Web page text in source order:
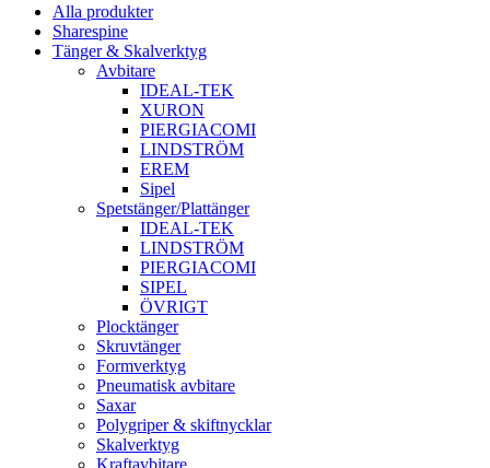
Alla produkter
Sharespine
Tänger & Skalverktyg
Avbitare
IDEAL-TEK
XURON
PIERGIACOMI
LINDSTRÖM
EREM
Sipel
Spetstänger/Plattänger
IDEAL-TEK
LINDSTRÖM
PIERGIACOMI
SIPEL
ÖVRIGT
Plocktänger
Skruvtänger
Formverktyg
Pneumatisk avbitare
Saxar
Polygriper & skiftnycklar
Skalverktyg
Kraftavbitare